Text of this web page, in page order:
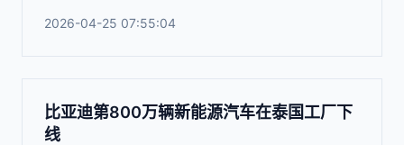
2026-04-25 07:55:04
比亚迪第800万辆新能源汽车在泰国工厂下
线